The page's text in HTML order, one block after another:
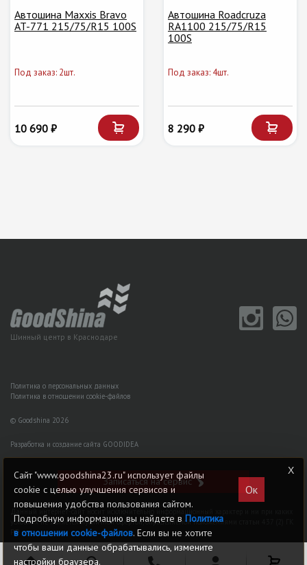
Автошина Maxxis Bravo
AT-771 215/75/R15 100S
Под заказ: 2шт.
10 690 ₽
Автошина Roadcruza
RA1100 215/75/R15
100S
Под заказ: 4шт.
8 290 ₽
Шинный центр в Краснодаре
Политика о персональных данных
Политика в отношении cookie-файлов
© Goodshina 2026
Разработка и создание сайта GOODIDEA
Записаться на сервис
Данный интернет-сайт носит исключительно информационный характер и ни при каких
условиях не является публичной офертой, определяемой положениями статьи 437 (2) ГK
РФ
Сайт "www.goodshina23.ru" использует файлы
cookie с целью улучшения сервисов и
повышения удобства пользования сайтом.
Подробную информацию вы найдете вПолитика
в отношении cookie-файлов. Если вы не хотите
чтобы ваши данные обрабатывались, измените
настройки браузера.
Ок